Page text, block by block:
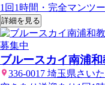
1回1時間・完全マンツ
詳細を見る
募集中
ブルースカイ南浦
336-0017 埼玉県さい